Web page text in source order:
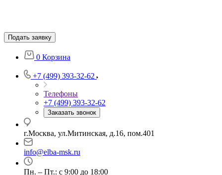
Подать заявку
0 Корзина
+7 (499) 393-32-62
Телефоны
+7 (499) 393-32-62
Заказать звонок
г.Москва, ул.Митинская, д.16, пом.401
info@elba-msk.ru
Пн. – Пт.: с 9:00 до 18:00